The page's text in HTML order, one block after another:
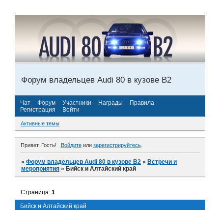
Форум владельцев Audi 80 в кузове В2
Чат Форум Участники Награды
Правила
Регистрация
Войти
Активные темы
Привет, Гость! Войдитеили зарегистрируйтесь.
»Форум владельцев Audi 80 в кузове В2 »Встречи и
мероприятия »Бийск и Алтайский край
Бийск и Алтайский край
Страница:1